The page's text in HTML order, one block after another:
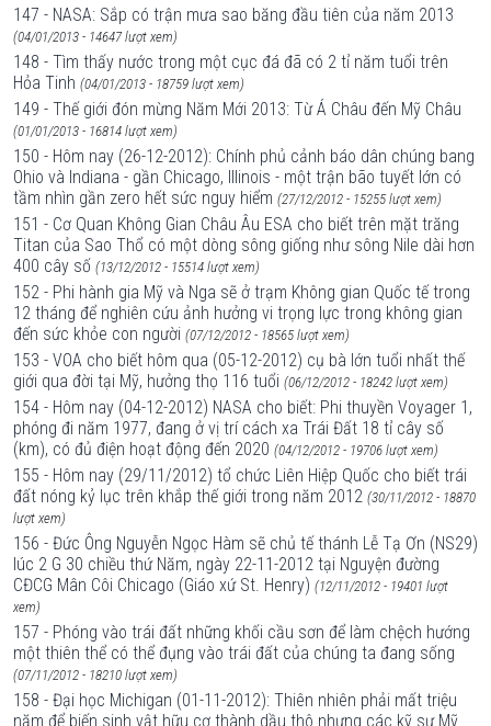
147 - NASA: Sắp có trận mưa sao băng đầu tiên của năm 2013
(04/01/2013 - 14647 lượt xem)
148 - Tìm thấy nước trong một cục đá đã có 2 tỉ năm tuổi trên
Hỏa Tinh (04/01/2013 - 18759 lượt xem)
149 - Thế giới đón mừng Năm Mới 2013: Từ Á Châu đến Mỹ Châu
(01/01/2013 - 16814 lượt xem)
150 - Hôm nay (26-12-2012): Chính phủ cảnh báo dân chúng bang
Ohio và Indiana - gần Chicago, Illinois - một trận bão tuyết lớn có
tầm nhìn gần zero hết sức nguy hiểm (27/12/2012 - 15255 lượt xem)
151 - Cơ Quan Không Gian Châu Âu ESA cho biết trên mặt trăng
Titan của Sao Thổ có một dòng sông giống như sông Nile dài hơn
400 cây số (13/12/2012 - 15514 lượt xem)
152 - Phi hành gia Mỹ và Nga sẽ ở trạm Không gian Quốc tế trong
12 tháng để nghiên cứu ảnh hưởng vi trọng lực trong không gian
đến sức khỏe con người (07/12/2012 - 18565 lượt xem)
153 - VOA cho biết hôm qua (05-12-2012) cụ bà lớn tuổi nhất thế
giới qua đời tại Mỹ, hưởng thọ 116 tuổi (06/12/2012 - 18242 lượt xem)
154 - Hôm nay (04-12-2012) NASA cho biết: Phi thuyền Voyager 1,
phóng đi năm 1977, đang ở vị trí cách xa Trái Đất 18 tỉ cây số
(km), có đủ điện hoạt động đến 2020 (04/12/2012 - 19706 lượt xem)
155 - Hôm nay (29/11/2012) tổ chức Liên Hiệp Quốc cho biết trái
đất nóng kỷ lục trên khắp thế giới trong năm 2012 (30/11/2012 - 18870
lượt xem)
156 - Đức Ông Nguyễn Ngọc Hàm sẽ chủ tế thánh Lễ Tạ Ơn (NS29)
lúc 2 G 30 chiều thứ Năm, ngày 22-11-2012 tại Nguyện đường
CĐCG Mân Côi Chicago (Giáo xứ St. Henry) (12/11/2012 - 19401 lượt
xem)
157 - Phóng vào trái đất những khối cầu sơn để làm chệch hướng
một thiên thể có thể đụng vào trái đất của chúng ta đang sống
(07/11/2012 - 18210 lượt xem)
158 - Đại học Michigan (01-11-2012): Thiên nhiên phải mất triệu
năm để biến sinh vật hữu cơ thành dầu thô nhưng các kỹ sư Mỹ